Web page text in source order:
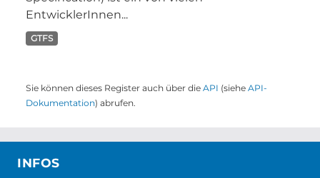
EntwicklerInnen...
GTFS
Sie können dieses Register auch über die API (siehe API-
Dokumentation) abrufen.
INFOS